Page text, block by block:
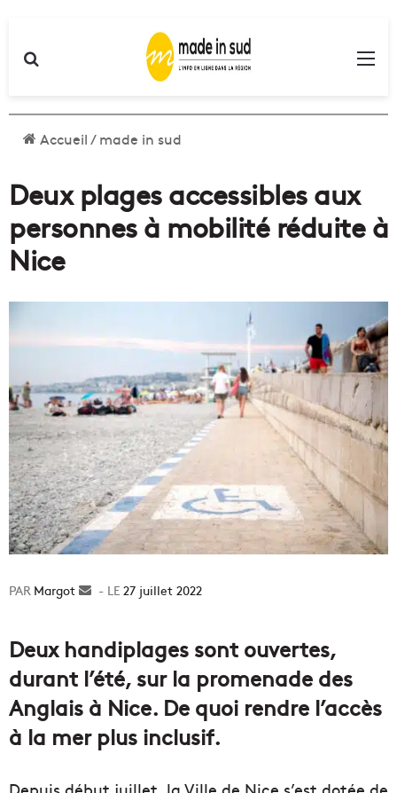
Accueil/made in sud
Deux plages accessibles aux
personnes à mobilité réduite à
Nice
Margot
Envoyer27 juillet 2022
Deux handiplages sont ouvertes,
durant l’été, sur la promenade des
Anglais à Nice. De quoi rendre l’accès
à la mer plus inclusif.